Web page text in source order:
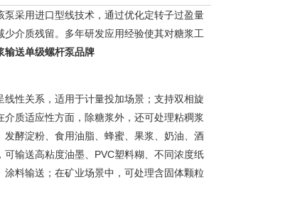
采用进口型线技术，通过优化定转子过盈量
介质残留。多年研发应用经验使其对糖浆工
输送单级螺杆泵品牌
性关系，适用于计量投加场景；支持双相旋
质适应性方面，除糖浆外，还可处理粘稠浆
酵淀粉、食用油脂、蜂蜜、果浆、奶油、酒
输送高粘度油墨、PVC塑料糊、不同浓度纸
料输送；在矿业场景中，可处理含固体颗粒